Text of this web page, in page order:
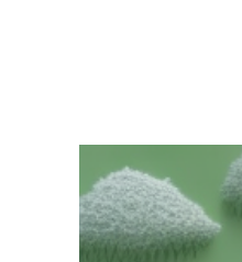
grösseres
Bild